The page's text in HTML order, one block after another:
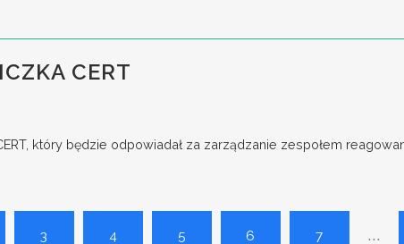
CERT
który będzie odpowiadał za zarządzanie zespołem
3 4 5 6 7 ...